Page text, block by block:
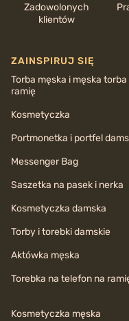
Zadowolonych
klientów
ZAINSPIRUJ SIĘ
Torba męska i męska torba
ramię
Kosmetyczka
Portmonetka i portfel
Messenger Bag
Saszetka na pasek i nerka
Kosmetyczka damska
Torby i torebki damskie
Aktówka męska
Torebka na telefon na
Kosmetyczka męska